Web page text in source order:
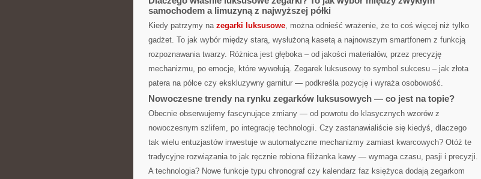
samochodem a limuzyną z najwyższej półki
Kiedy patrzymy na zegarki luksusowe, można odnieść wrażenie, że to coś więcej niż tylko
gadżet. To jak wybór między starą, wysłużoną kasetą a najnowszym smartfonem z funkcją
rozpoznawania twarzy. Różnica jest głęboka – od jakości materiałów, przez precyzję
mechanizmu, po emocje, które wywołują. Zegarek luksusowy to symbol sukcesu – jak złota
patera na półce czy ekskluzywny garnitur — podkreśla pozycję i wyraża osobowość.
Nowoczesne trendy na rynku zegarków luksusowych — co jest na topie?
Obecnie obserwujemy fascynujące zmiany — od powrotu do klasycznych wzorów z
nowoczesnym szlifem, po integrację technologii. Czy zastanawialiście się kiedyś, dlaczego
tak wielu entuzjastów inwestuje w automatyczne mechanizmy zamiast kwarcowych? Otóż te
tradycyjne rozwiązania to jak ręcznie robiona filiżanka kawy — wymaga czasu, pasji i precyzji.
A technologia? Nowe funkcje typu chronograf czy kalendarz faz księżyca dodają zegarkom